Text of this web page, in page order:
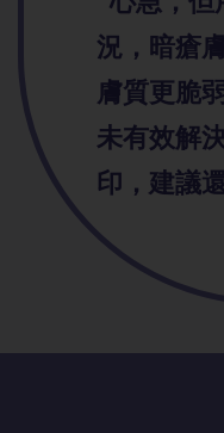
況，暗瘡
膚質更脆
未有效解
印，建議